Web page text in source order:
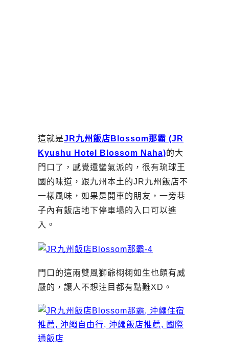
這就是JR九州飯店Blossom那霸 (JR
Kyushu Hotel Blossom Naha)的大
門口了，感覺還蠻氣派的，很有琉球王
國的味道，跟九州本土的JR九州飯店不
一樣風味，如果是開車的朋友，一旁巷
子內有飯店地下停車場的入口可以進
入。
門口的這兩雙風獅爺栩栩如生也頗有威
嚴的，讓人不想注目都有點難XD。